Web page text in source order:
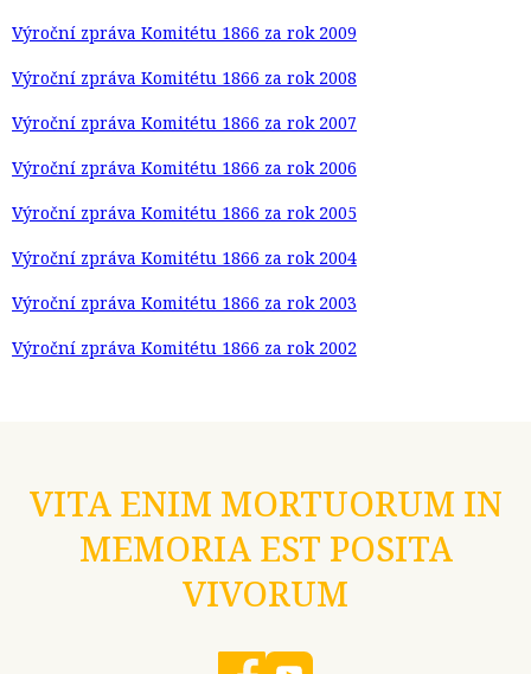
Výroční zpráva Komitétu 1866 za rok 2009
Výroční zpráva Komitétu 1866 za rok 2008
Výroční zpráva Komitétu 1866 za rok 2007
Výroční zpráva Komitétu 1866 za rok 2006
Výroční zpráva Komitétu 1866 za rok 2005
Výroční zpráva Komitétu 1866 za rok 2004
Výroční zpráva Komitétu 1866 za rok 2003
Výroční zpráva Komitétu 1866 za rok 2002
VITA ENIM MORTUORUM IN
MEMORIA EST POSITA
VIVORUM